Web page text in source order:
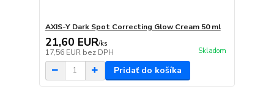
AXIS-Y Dark Spot Correcting Glow Cream 50 ml
21,60 EUR/ks
17,56 EUR bez DPH Skladom
Pridať do košíka